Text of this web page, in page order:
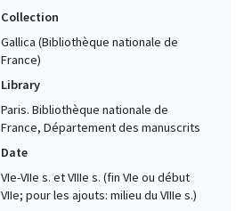
Collection
Gallica (Bibliothèque nationale de
France)
Library
Paris. Bibliothèque nationale de
France, Département des manuscrits
Date
VIe-VIIe s. et VIIIe s. (fin VIe ou début
VIIe; pour les ajouts: milieu du VIIIe s.)